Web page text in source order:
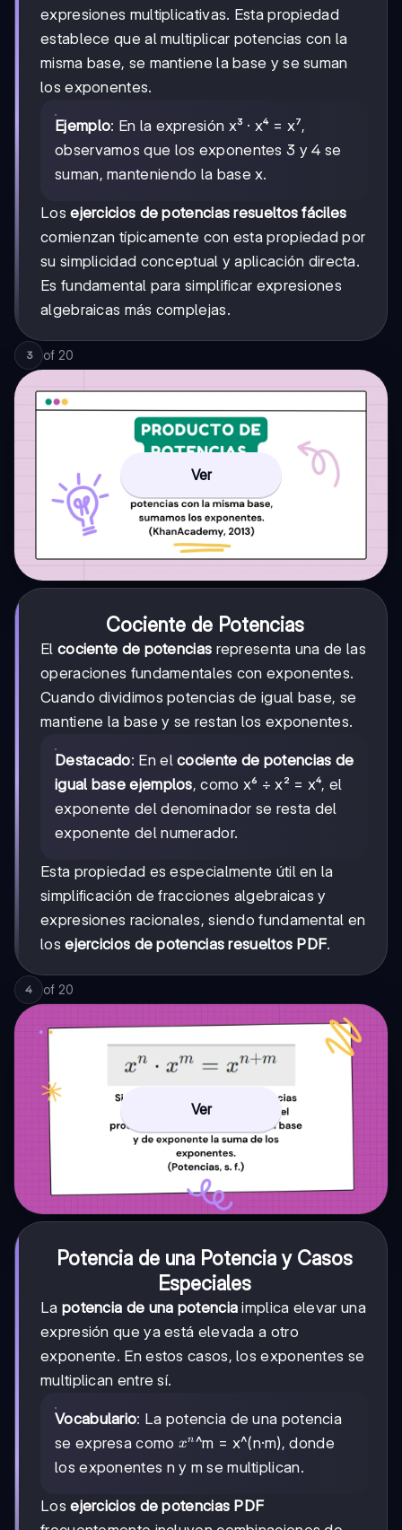
expresiones multiplicativas. Esta propiedad
establece que al multiplicar potencias con la
misma base, se mantiene la base y se suman
los exponentes.
Ejemplo: En la expresión x³ · x⁴ = x⁷,
observamos que los exponentes 3 y 4 se
suman, manteniendo la base x.
Losejercicios de potencias resueltos fáciles
comienzan típicamente con esta propiedad por
su simplicidad conceptual y aplicación directa.
Es fundamental para simplificar expresiones
algebraicas más complejas.
3 of 20
Ver
Cociente de Potencias
El cociente de potencias representa una de las
operaciones fundamentales con exponentes.
Cuando dividimos potencias de igual base, se
mantiene la base y se restan los exponentes.
Destacado: En elcociente de potencias de
igual base ejemplos, como x⁶ ÷ x² = x⁴, el
exponente del denominador se resta del
exponente del numerador.
Esta propiedad es especialmente útil en la
simplificación de fracciones algebraicas y
expresiones racionales, siendo fundamental en
losejercicios de potencias resueltos PDF.
4 of 20
Ver
Potencia de una Potencia y Casos
Especiales
La potencia de una potencia implica elevar una
expresión que ya está elevada a otro
exponente. En estos casos, los exponentes se
multiplican entre sí.
Vocabulario: La potencia de una potencia
se expresa como x^n
xn^m = x^(n·m), donde
los exponentes n y m se multiplican.
Losejercicios de potencias PDF